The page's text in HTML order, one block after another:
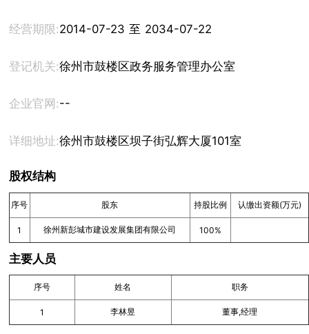
经营期限: 2014-07-23 至 2034-07-22
登记机关:徐州市鼓楼区政务服务管理办公室
企业官网:--
详细地址:徐州市鼓楼区坝子街弘辉大厦101室
股权结构
序号 股东 持股比例 认缴出资额(万元)
1 徐州新彭城市建设发展集团有限公司 100%
主要人员
序号 姓名 职务
1 李林昱 董事,经理